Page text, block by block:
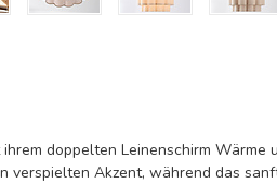
doppelten Leinenschirm Wärme
verspielten Akzent, während das